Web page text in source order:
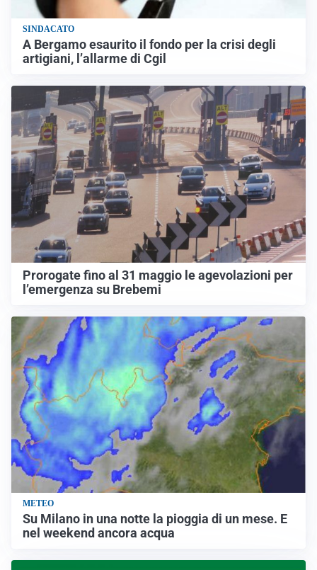
SINDACATO
A Bergamo esaurito il fondo per la crisi degli
artigiani, l’allarme di Cgil
Prorogate fino al 31 maggio le agevolazioni per
l’emergenza su Brebemi
METEO
Su Milano in una notte la pioggia di un mese. E
nel weekend ancora acqua